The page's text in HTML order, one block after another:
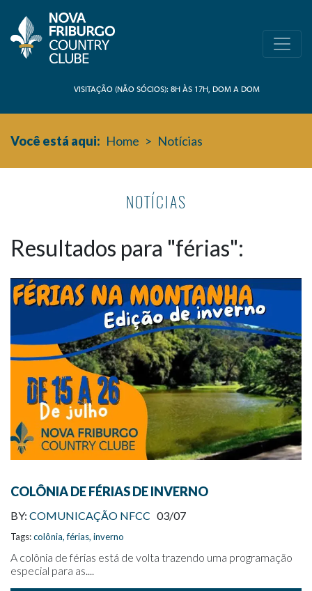
VISITAÇÃO (NÃO SÓCIOS): 8H ÀS 17H, DOM A DOM
Você está aqui: Home > Notícias
NOTÍCIAS
Resultados para "férias":
COLÔNIA DE FÉRIAS DE INVERNO
BY: COMUNICAÇÃO NFCC 03/07
Tags:colônia,férias, inverno
A colônia de férias está de volta trazendo uma programação
especial para as....